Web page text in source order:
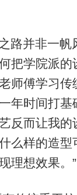
路并非一帆
把学院派的
师傅学习传
年时间打基
反而让我的
么样的造型
理想效果。”